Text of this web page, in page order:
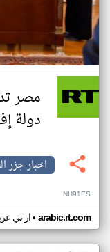
مصر
دولة
اخبار جزر
NH91ES
ار تي• arabic.rt.com